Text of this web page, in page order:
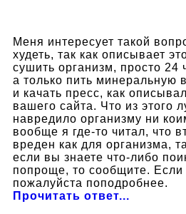
Меня интересует такой
худеть, так как описывает
сушить организм, просто 24
а только пить минеральную
и качать пресс, как
вашего сайта. Что из этого
навредило организму ни
вообще я где-то читал, что
вреден как для организма,
если вы знаете что-либо
попроще, то сообщите. Если
пожалуйста поподробнее.
Прочитать ответ...